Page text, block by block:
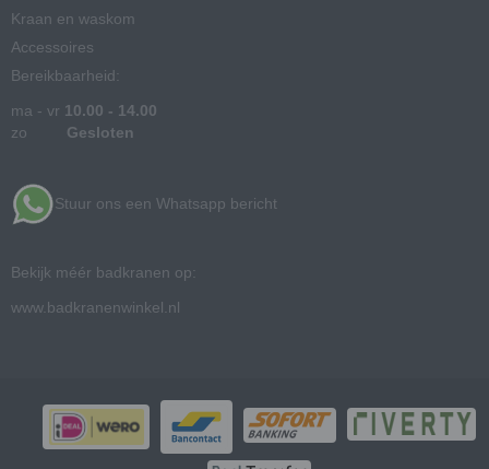
Kraan en waskom
Accessoires
Bereikbaarheid:
ma - vr 10.00 - 14.00
zo Gesloten
Stuur ons een Whatsapp bericht
Bekijk méér badkranen op:
www.badkranenwinkel.nl